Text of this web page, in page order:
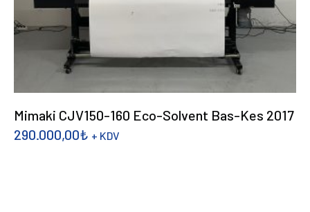
Mimaki CJV150-160 Eco-Solvent Bas-Kes 2017
290.000,00₺ + KDV